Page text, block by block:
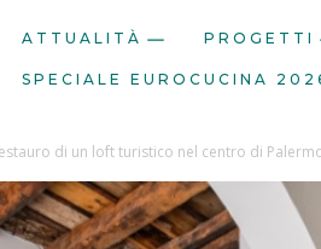
ATTUALITÀ PROGETTI
SPECIALE EUROCUCINA
di un loft turistico nel centro di